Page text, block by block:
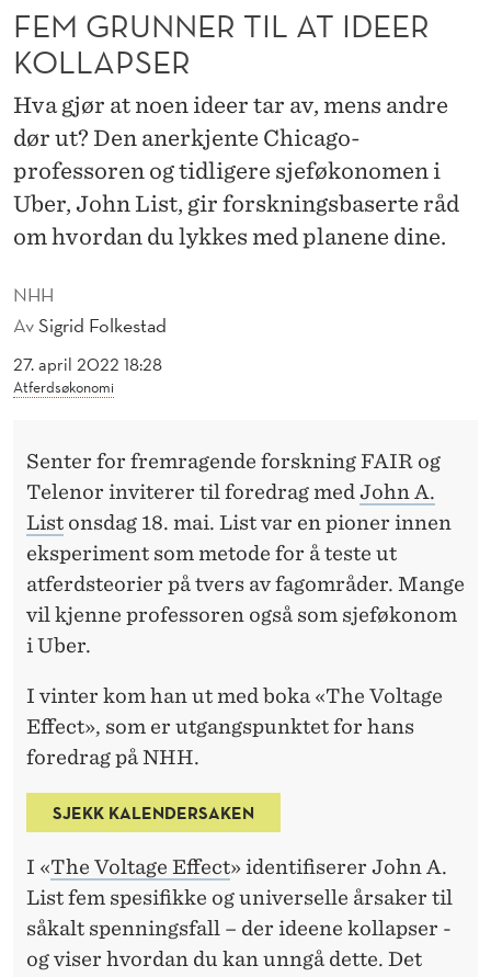
L
A
T
D
E
E
R
K
NHH
AvSigrid Folkestad
27. april 2022 18:28
Atferdsøkonomi
FEM GRUNNER TIL AT IDEER
KOLLAPSER
Hva gjør at noen ideer tar av, mens andre
dør ut? Den anerkjente Chicago-
professoren og tidligere sjeføkonomen i
Uber, John List, gir forskningsbaserte råd
om hvordan du lykkes med planene dine.
Senter for fremragende forskning FAIR og
Telenor inviterer til foredrag medJohn A.
List onsdag 18. mai. List var en pioner innen
eksperiment som metode for å teste ut
atferdsteorier på tvers av fagområder. Mange
vil kjenne professoren også som sjeføkonom
i Uber.
I vinter kom han ut med boka «The Voltage
Effect», som er utgangspunktet for hans
foredrag på NHH.
SJEKK KALENDERSAKEN
I «The Voltage Effect» identifiserer John A.
List fem spesifikke og universelle årsaker til
såkalt spenningsfall – der ideene kollapser -
og viser hvordan du kan unngå dette. Det